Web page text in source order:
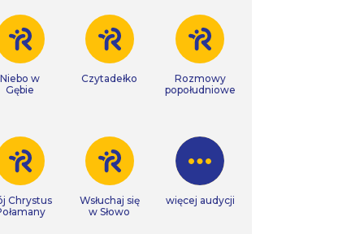
Niebo w
Gębie
Czytadełko
Rozmowy
popołudniowe
Chrystus
Wsłuchaj się
w Słowo
więcej audycji